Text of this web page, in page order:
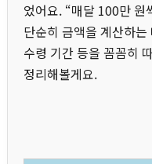
었어요. “매달 100만 원
단순히 금액을 계산하
수령 기간 등을 꼼꼼히
정리해볼게요.